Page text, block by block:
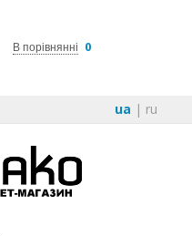
В порівнянні 0
ua | ru